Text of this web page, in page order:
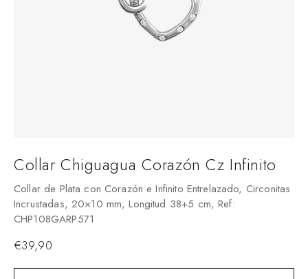
Collar Chiguagua Corazón Cz Infinito
Collar de Plata con Corazón e Infinito Entrelazado, Circonitas
Incrustadas, 20×10 mm, Longitud 38+5 cm, Ref:
CHP108GARP571
€39,90